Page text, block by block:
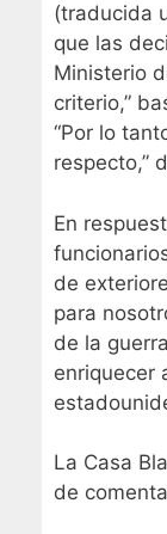
(traducida
que las
Ministerio
criterio,”
“Por lo
respecto,”
En
de
para
de la
enriquecer
La Casa
de